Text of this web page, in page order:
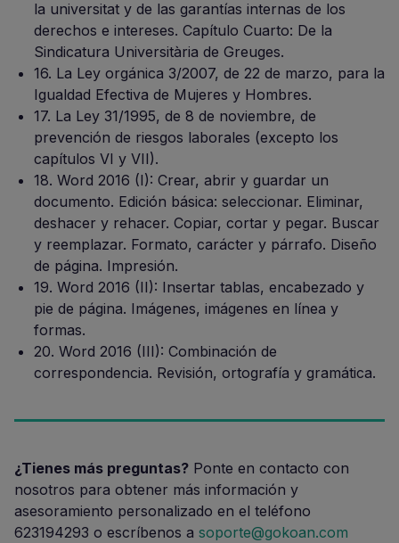
la universitat y de las garantías internas de los
derechos e intereses. Capítulo Cuarto: De la
Sindicatura Universitària de Greuges.
16. La Ley orgánica 3/2007, de 22 de marzo, para la
Igualdad Efectiva de Mujeres y Hombres.
17. La Ley 31/1995, de 8 de noviembre, de
prevención de riesgos laborales (excepto los
capítulos VI y VII).
18. Word 2016 (I): Crear, abrir y guardar un
documento. Edición básica: seleccionar. Eliminar,
deshacer y rehacer. Copiar, cortar y pegar. Buscar
y reemplazar. Formato, carácter y párrafo. Diseño
de página. Impresión.
19. Word 2016 (II): Insertar tablas, encabezado y
pie de página. Imágenes, imágenes en línea y
formas.
20. Word 2016 (III): Combinación de
correspondencia. Revisión, ortografía y gramática.
¿Tienes más preguntas? Ponte en contacto con
nosotros para obtener más información y
asesoramiento personalizado en el teléfono
623194293 o escríbenos a soporte@gokoan.com